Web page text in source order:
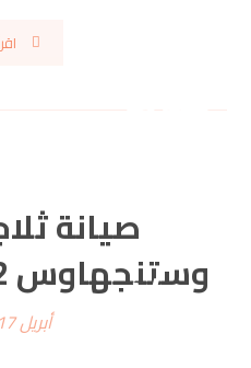
صيانة
وستنجهاوس 01007979202
أبريل 17, 2018